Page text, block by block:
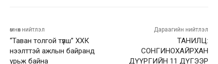
өмнөх нийтлэл
“Таван толгой түлш” ХХК
нээлттэй ажлын байранд
урьж байна
Дараагийн нийтлэл
ТАНИЛЦ:
СОНГИНОХАЙРХАН
ДҮҮРГИЙН 11 ДҮГЭЭР